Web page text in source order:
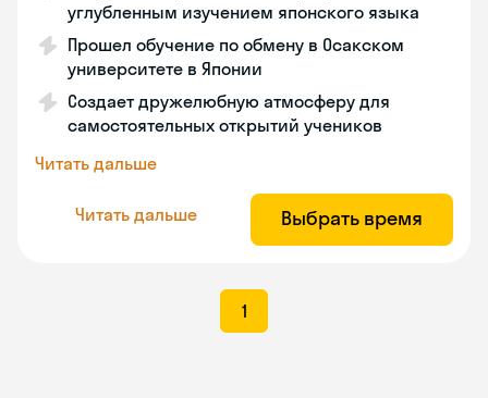
углубленным изучением японского языка
Прошел обучение по обмену в Осакском
университете в Японии
Создает дружелюбную атмосферу для
самостоятельных открытий учеников
Читать дальше
Читать дальше Выбрать время
1